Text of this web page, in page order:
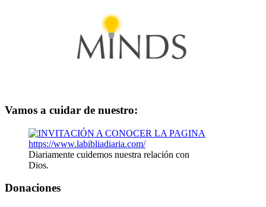
Vamos a cuidar de nuestro:
Diariamente cuidemos nuestra relación con
Dios.
Donaciones